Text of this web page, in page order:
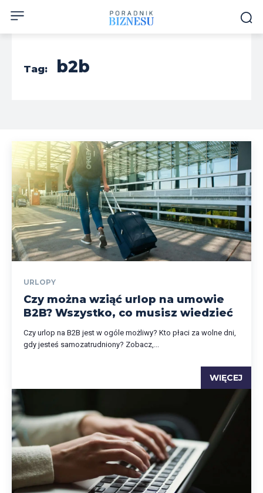
Tag: b2b
URLOPY
Czy można wziąć urlop na umowie
B2B? Wszystko, co musisz wiedzieć
Czy urlop na B2B jest w ogóle możliwy? Kto płaci za wolne dni,
gdy jesteś samozatrudniony? Zobacz,...
WIĘCEJ